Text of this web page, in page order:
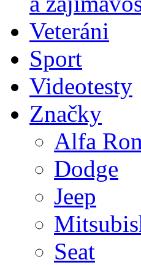
Veteráni
Sport
Videotesty
Značky
Alfa
Dodge
Jeep
Seat